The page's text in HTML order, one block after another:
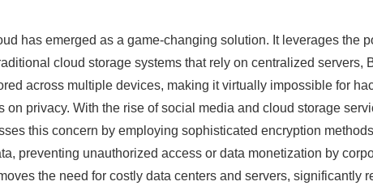
has emerged as a game-changing solution. It leverages the
cloud storage systems that rely on centralized servers,
across multiple devices, making it virtually impossible for
privacy. With the rise of social media and cloud storage
this concern by employing sophisticated encryption
preventing unauthorized access or data monetization by
the need for costly data centers and servers, significantly